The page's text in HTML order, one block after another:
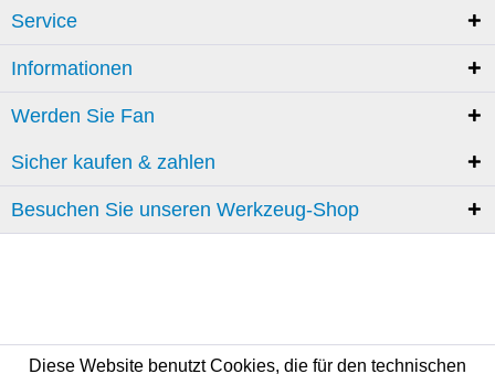
Service
Informationen
Werden Sie Fan
Sicher kaufen & zahlen
Besuchen Sie unseren Werkzeug-Shop
Diese Website benutzt Cookies, die für den technischen